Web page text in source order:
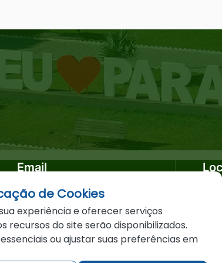
Email
ouvidoria@paranatinga.mt.gov.br
de Paranatinga - MT - Todos os direitos
de Cookies
experiência e oferecer serviços
recursos do site serão disponibilizados.
ou ajustar suas preferências em